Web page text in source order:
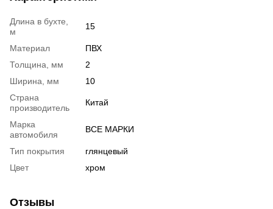
Длина в бухте,
м
15
Материал
ПВХ
Толщина, мм
2
Ширина, мм
10
Страна
производитель
Китай
Марка
автомобиля
ВСЕ МАРКИ
Тип покрытия
глянцевый
Цвет
хром
Отзывы